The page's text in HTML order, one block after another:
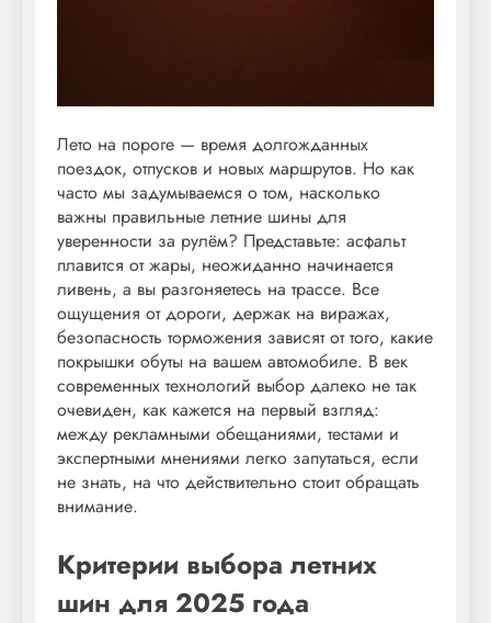
Лето на пороге — время долгожданных
поездок, отпусков и новых маршрутов. Но как
часто мы задумываемся о том, насколько
важны правильные летние шины для
уверенности за рулём? Представьте: асфальт
плавится от жары, неожиданно начинается
ливень, а вы разгоняетесь на трассе. Все
ощущения от дороги, держак на виражах,
безопасность торможения зависят от того, какие
покрышки обуты на вашем автомобиле. В век
современных технологий выбор далеко не так
очевиден, как кажется на первый взгляд:
между рекламными обещаниями, тестами и
экспертными мнениями легко запутаться, если
не знать, на что действительно стоит обращать
внимание.
Критерии выбора летних
шин для 2025 года